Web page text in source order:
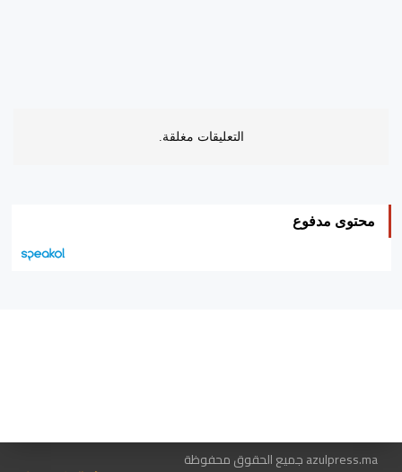
التعليقات مغلقة.
محتوى مدفوع
azulpress.ma جميع الحقوق محفوظة